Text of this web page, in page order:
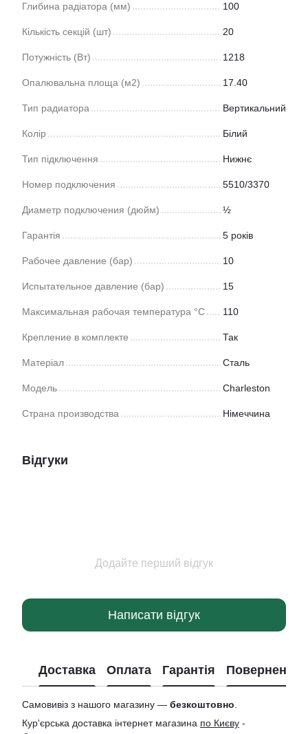
Глибина радіатора (мм) 100
Кількість секцій (шт) 20
Потужність (Вт) 1218
Опалювальна площа (м2) 17.40
Тип радиатора Вертикальний
Колір Білий
Тип підключення Нижнє
Номер подключения 5510/3370
Диаметр подключения (дюйм) ½
Гарантія 5 років
Рабочее давление (бар) 10
Испытательное давление (бар) 15
Максимальная рабочая температура °C 110
Крепление в комплекте Так
Матеріал Сталь
Модель Charleston
Страна производства Німеччина
Відгуки
Додайте перший відгук
Написати відгук
Доставка Оплата Гарантія Повернення
Самовивіз з нашого магазину — безкоштовно
Кур'єрська доставка інтернет магазина по Києву -